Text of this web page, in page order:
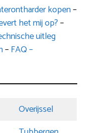
kopen–
het mij op?–
uitleg
–FAQ –
Overijssel